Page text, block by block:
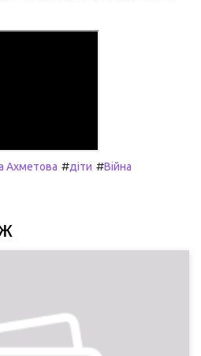
Ахметова #діти #Війна